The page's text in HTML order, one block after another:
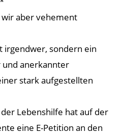
aber vehement
irgendwer, sondern ein
und anerkannter
stark aufgestellten
Lebenshilfe hat auf der
eine E-Petition an den